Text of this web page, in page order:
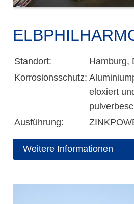
Standort:
Hamburg,
Korrosionsschutz:
eloxiert
Ausführung:
Weitere Informationen